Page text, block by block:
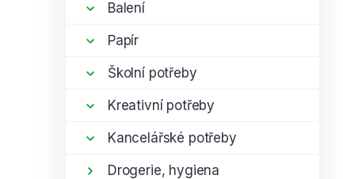
Balení
Papír
Školní potřeby
Kreativní potřeby
Kancelářské potřeby
Drogerie, hygiena